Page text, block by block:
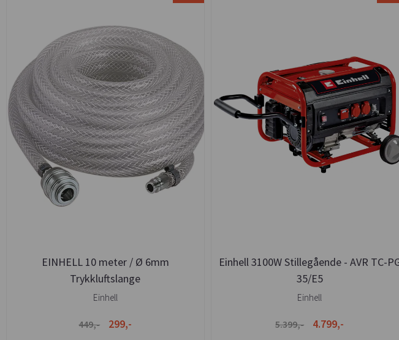
EINHELL 10 meter / Ø 6mm
Trykkluftslange
Einhell
449,- 299,-
Einhell 3100W Stillegående - AVR TC-
35/E5
Einhell
5.399,- 4.799,-